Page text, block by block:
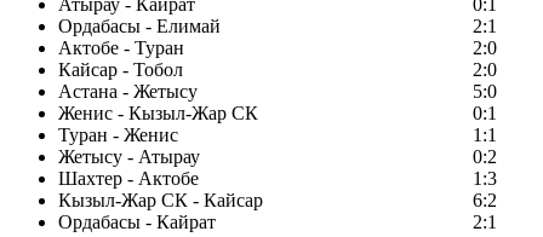
Атырау - Кайрат
0:1
Ордабасы - Елимай
2:1
Актобе - Туран
2:0
Кайсар - Тобол
2:0
Астана - Жетысу
5:0
Женис - Кызыл-Жар СК
0:1
Туран - Женис
1:1
Жетысу - Атырау
0:2
Шахтер - Актобе
1:3
Кызыл-Жар СК - Кайсар
6:2
Ордабасы - Кайрат
2:1